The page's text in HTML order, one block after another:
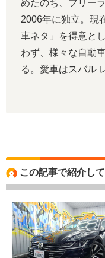
めたのち、フリー
2006年に独立。現
車ネタ」を得意と
わず、様々な自動
る。愛車はスバル
この記事で紹介し